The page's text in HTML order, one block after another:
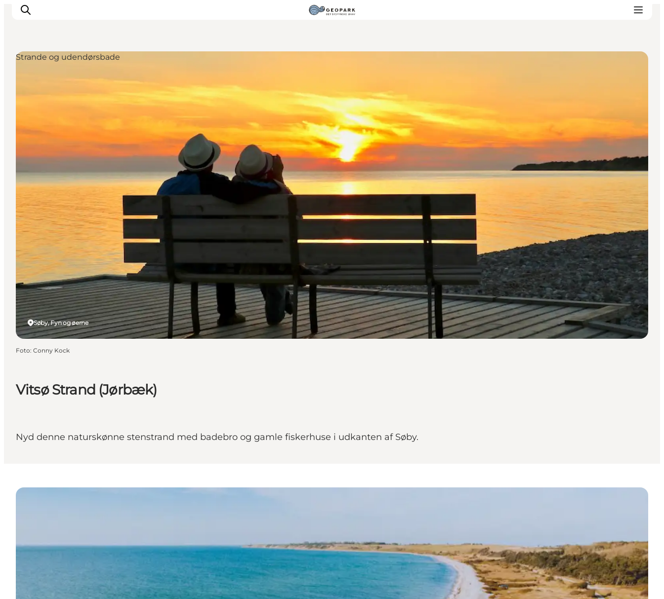
Vitsø Strand (Jørbæk)
Nyd denne naturskønne stenstrand med badebro og gamle fiskerhuse i udkanten af Søby.
Søby, Fyn og øerne
Strande og udendørsbade
Foto: Conny Kock